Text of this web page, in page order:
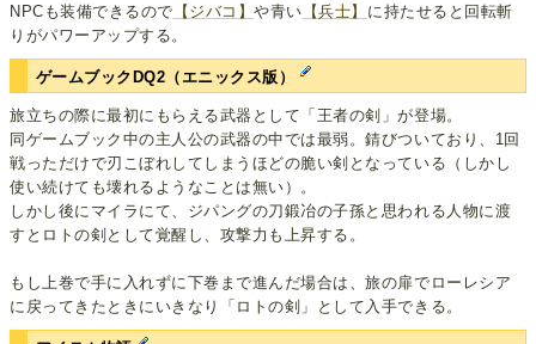
NPCも装備できるので 【ジバコ】や青い 【兵士】 に持たせると回転斬
りがパワーアップする。
ゲームブックDQ2（エニックス版）
旅立ちの際に最初にもらえる武器として「王者の剣」が登場。
同ゲームブック中の主人公の武器の中では最弱。錆びついており、1回
戦っただけで刃こぼれしてしまうほどの脆い剣となっている（しかし
使い続けても壊れるようなことは無い）。
しかし後にマイラにて、ジパングの刀鍛冶の子孫と思われる人物に渡
すとロトの剣として覚醒し、攻撃力も上昇する。
もし上巻で手に入れずに下巻まで進んだ場合は、旅の扉でローレシア
に戻ってきたときにいきなり「ロトの剣」として入手できる。